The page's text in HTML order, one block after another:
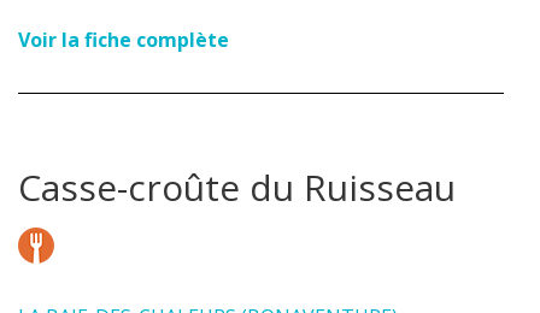
Voir la fiche complète
Casse-croûte du Ruisseau